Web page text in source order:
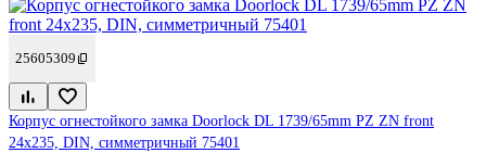
25605309
Корпус огнестойкого замка Doorlock DL 1739/65mm PZ ZN front
24x235, DIN, симметричный 75401